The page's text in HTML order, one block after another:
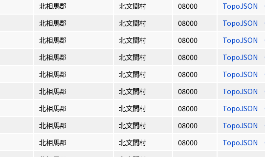
北相馬郡 北文間村 08000 TopoJSON
北相馬郡 北文間村 08000 TopoJSON
北相馬郡 北文間村 08000 TopoJSON
北相馬郡 北文間村 08000 TopoJSON
北相馬郡 北文間村 08000 TopoJSON
北相馬郡 北文間村 08000 TopoJSON
北相馬郡 北文間村 08000 TopoJSON
北相馬郡 北文間村 08000 TopoJSON
北相馬郡 北文間村 08000 TopoJSON